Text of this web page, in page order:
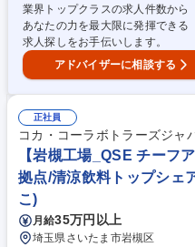
業界トップクラスの求人件数から
あなたの力を最大限に発揮できる
求人探しをお手伝いします。
アドバイザーに相談する
正社員
コカ・コーラボトラーズジャ
【岩槻工場_QSE チーフ
拠点/清涼飲料トップシェ
こ)
月給35万円以上
埼玉県さいたま市岩槻区